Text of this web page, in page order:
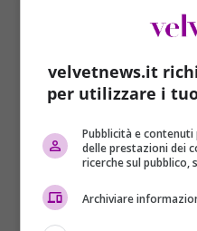
velvetnews.it
per utilizzare i
Pubblicità e
delle prestazioni dei
ricerche sul pubblico,
Archiviare